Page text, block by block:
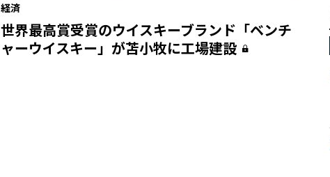
経済
世界最高賞受賞のウイスキーブランド「ベンチ
ャーウイスキー」が苫小牧に工場建設